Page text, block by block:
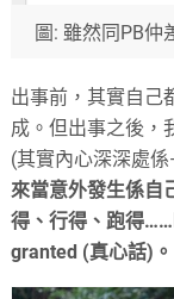
圖: 雖然同PB
出事前，其實自己
成。但出事之後，
(其實內心深深處
來當意外發生係自
得、行得、跑得
granted (真心話)。